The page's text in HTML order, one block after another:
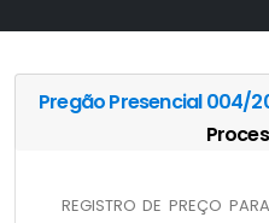
Pregão Presencial 004/
REGISTRO DE PREÇO